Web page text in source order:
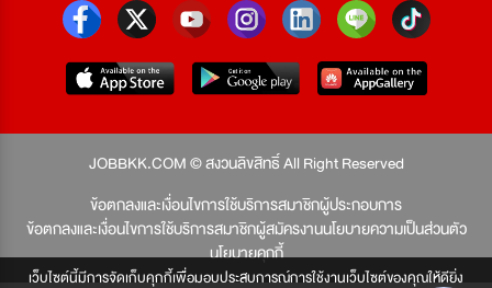
เว็บไซต์นี้มีการจัดเก็บคุกกี้เพื่อมอบประสบการณ์การใช้งานเว็บไซต์ของคุณให้ดียิ่ง
JOBBKK.COM © สงวนลิขสิทธิ์ All Right Reserved
ข้อตกลงและเงื่อนไขการใช้บริการสมาชิกผู้ประกอบการ
ข้อตกลงและเงื่อนไขการใช้บริการสมาชิกผู้สมัครงานนโยบายความเป็นส่วนตัว
นโยบายคุกกี้